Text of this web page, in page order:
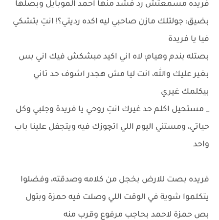
فريده مسمعتش رد فشد منها احمد الموبايل وبصلها
بضيق: جولتلك مازن صاحبي ليه اكده رديتي؟! انتِ بتشكي
فيا يا فريدة
بصتله بندم وهيام: لاه اني اكيد مبشكش فيك اني بس
بغير عليك والله، انت ليا مش هجدر اشوف حد تاني
بيكلمك غيري
_ مستحيل اكلم حد غيرك انتِ روحي يا فريدة وجلبي وكل
حياتي، ومستني اليوم اللي اتچوزك فيه ويتجفل علينا باب
واحد
فريده بصت للارض بخجل من كلامه وصدقته، وفضلوا
يتكلموا شوية في الوقت اللي وصلت فيه حمزة وبتول
بص حمزة لاحمد بحاجب مرفوع وقرب منه